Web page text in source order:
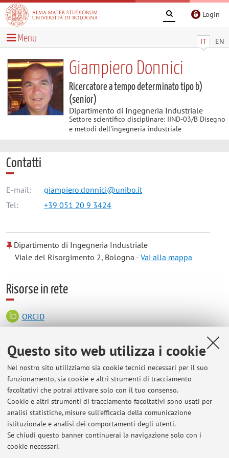
Questo sito web utilizza i cookie
Nel nostro sito utilizziamo sia cookie tecnici necessari per il suo
funzionamento, sia cookie e altri strumenti di tracciamento
facoltativi che potrai attivare solo con il tuo consenso.
Cookie e altri strumenti di tracciamento facoltativi sono usati per
analisi statistiche, misure sull'efficacia della comunicazione
istituzionale e analisi dei comportamenti degli utenti.
Se chiudi questo banner continuerai la navigazione solo con i
cookie necessari.
Login
IT EN
Menu
Giampiero Donnici
Ricercatore a tempo determinato tipo b)
(senior)
Dipartimento di Ingegneria Industriale
Settore scientifico disciplinare: IIND-03/B Disegno
e metodi dell'ingegneria industriale
Contatti
E-mail:
giampiero.donnici@unibo.it
Tel:
+39 051 20 9 3424
Dipartimento di Ingegneria Industriale
Viale del Risorgimento 2, Bologna -Vai alla mappa
Risorse in rete
ORCID
Orario di ricevimento
Venerdì presso DIN (Dipartimento di Ingegneria Industriale -
terzo piano), dalle ore 16.00 alle 18.00 (citofonare al 93424).